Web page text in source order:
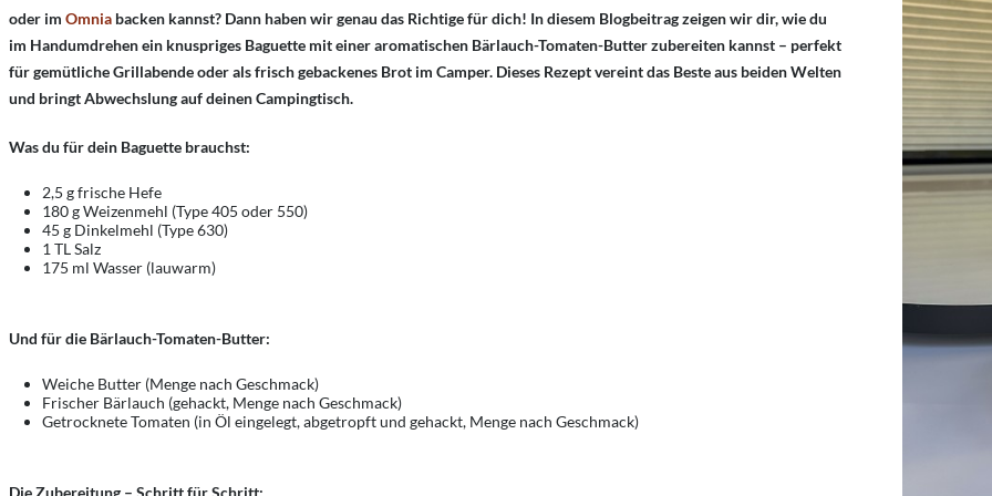
oder im Omnia backen kannst? Dann haben wir genau das Richtige für dich! In diesem Blogbeitrag zeigen wir dir, wie du
im Handumdrehen ein knuspriges Baguette mit einer aromatischen Bärlauch-Tomaten-Butter zubereiten kannst – perfekt
für gemütliche Grillabende oder als frisch gebackenes Brot im Camper. Dieses Rezept vereint das Beste aus beiden Welten
und bringt Abwechslung auf deinen Campingtisch.
Was du für dein Baguette brauchst:
2,5 g frische Hefe
180 g Weizenmehl (Type 405 oder 550)
45 g Dinkelmehl (Type 630)
1 TL Salz
175 ml Wasser (lauwarm)
Und für die Bärlauch-Tomaten-Butter:
Weiche Butter (Menge nach Geschmack)
Frischer Bärlauch (gehackt, Menge nach Geschmack)
Getrocknete Tomaten (in Öl eingelegt, abgetropft und gehackt, Menge nach Geschmack)
Die Zubereitung – Schritt für Schritt: